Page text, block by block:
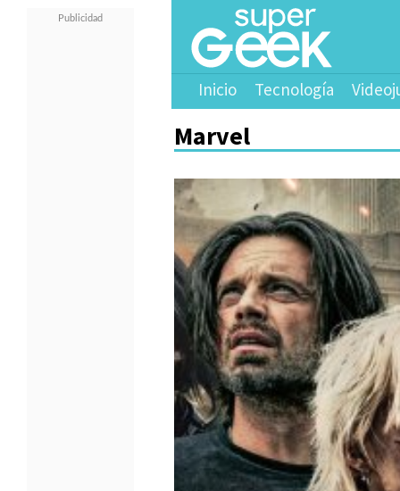
Inicio Tecnología
Marvel